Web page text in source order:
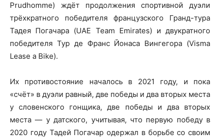
Prudhomme) ждёт продолжения спортивной дуэли
трёхкратного победителя французского Гранд-тура
Тадея Погачара (UAE Team Emirates) и двукратного
победителя Тур де Франс Йонаса Вингегора (Visma
Lease a Bike).
Их противостояние началось в 2021 году, и пока
«счёт» в дуэли равный, две победы и два вторых места
у словенского гонщика, две победы и два вторых
места — у датского, учитывая, что первую победу в
2020 году Тадей Погачар одержал в борьбе со своим